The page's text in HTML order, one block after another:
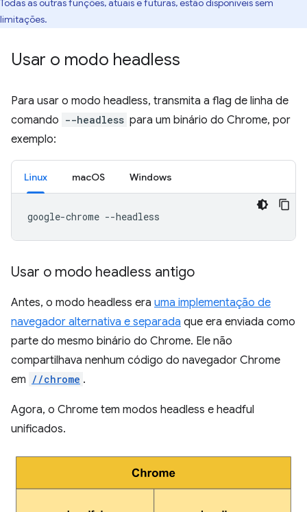
Todas as outras funções, atuais e futuras, estão disponíveis sem
limitações.
Usar o modo headless
Para usar o modo headless, transmita a flag de linha de
comando --headless para um binário do Chrome, por
exemplo:
Linux macOS Windows
google-chrome
Usar o modo headless antigo
Antes, o modo headless era uma implementação de
navegador alternativa e separada que era enviada como
parte do mesmo binário do Chrome. Ele não
compartilhava nenhum código do navegador Chrome
em //chrome .
Agora, o Chrome tem modos headless e headful
unificados.